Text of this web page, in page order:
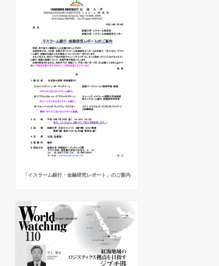
「イスラーム銀行・金融研究レポート」のご案内